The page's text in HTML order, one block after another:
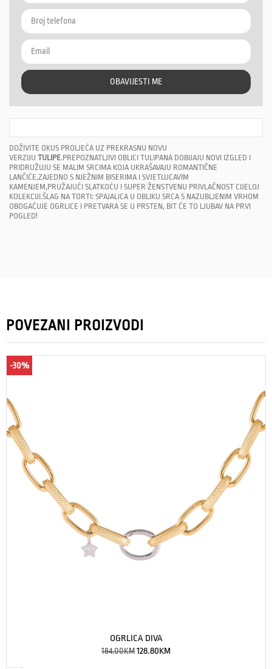
OBAVIJESTI ME
DOŽIVITE OKUS PROLJEĆA UZ PREKRASNU NOVU
VERZIJU TULIPE.PREPOZNATLJIVI OBLICI TULIPANA DOBIJAJU NOVI IZGLED I
PRIDRUŽUJU SE MALIM SRCIMA KOJA UKRAŠAVAJU ROMANTIČNE
LANČIĆE,ZAJEDNO S NJEŽNIM BISERIMA I SVJETLUCAVIM
KAMENJEM,PRUŽAJUĆI SLATKOĆU I SUPER ŽENSTVENU PRIVLAČNOST CIJELOJ
KOLEKCIJI.ŠLAG NA TORTI: SPAJALICA U OBLIKU SRCA S NAZUBLJENIM VRHOM
OBOGAĆUJE OGRLICE I PRETVARA SE U PRSTEN, BIT ĆE TO LJUBAV NA PRVI
POGLED!
POVEZANI PROIZVODI
-30%
OGRLICA DIVA
184.00KM128.80KM